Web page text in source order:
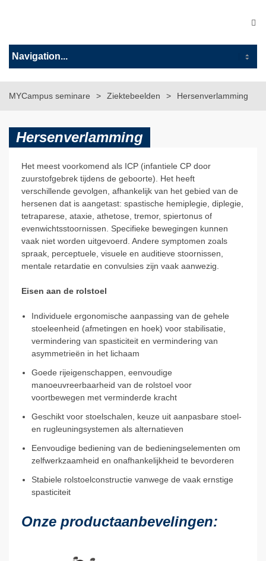
MYCampus seminare Ziektebeelden Hersenverlamming
Hersenverlamming
Het meest voorkomend als ICP (infantiele CP door
zuurstofgebrek tijdens de geboorte). Het heeft
verschillende gevolgen, afhankelijk van het gebied van de
hersenen dat is aangetast: spastische hemiplegie, diplegie,
tetraparese, ataxie, athetose, tremor, spiertonus of
evenwichtsstoornissen. Specifieke bewegingen kunnen
vaak niet worden uitgevoerd. Andere symptomen zoals
spraak, perceptuele, visuele en auditieve stoornissen,
mentale retardatie en convulsies zijn vaak aanwezig.
Eisen aan de rolstoel
Individuele ergonomische aanpassing van de gehele
stoeleenheid (afmetingen en hoek) voor stabilisatie,
vermindering van spasticiteit en vermindering van
asymmetrieën in het lichaam
Goede rijeigenschappen, eenvoudige
manoeuvreerbaarheid van de rolstoel voor
voortbewegen met verminderde kracht
Geschikt voor stoelschalen, keuze uit aanpasbare stoel-
en rugleuningsystemen als alternatieven
Eenvoudige bediening van de bedieningselementen om
zelfwerkzaamheid en onafhankelijkheid te bevorderen
Stabiele rolstoelconstructie vanwege de vaak ernstige
spasticiteit
Onze productaanbevelingen: